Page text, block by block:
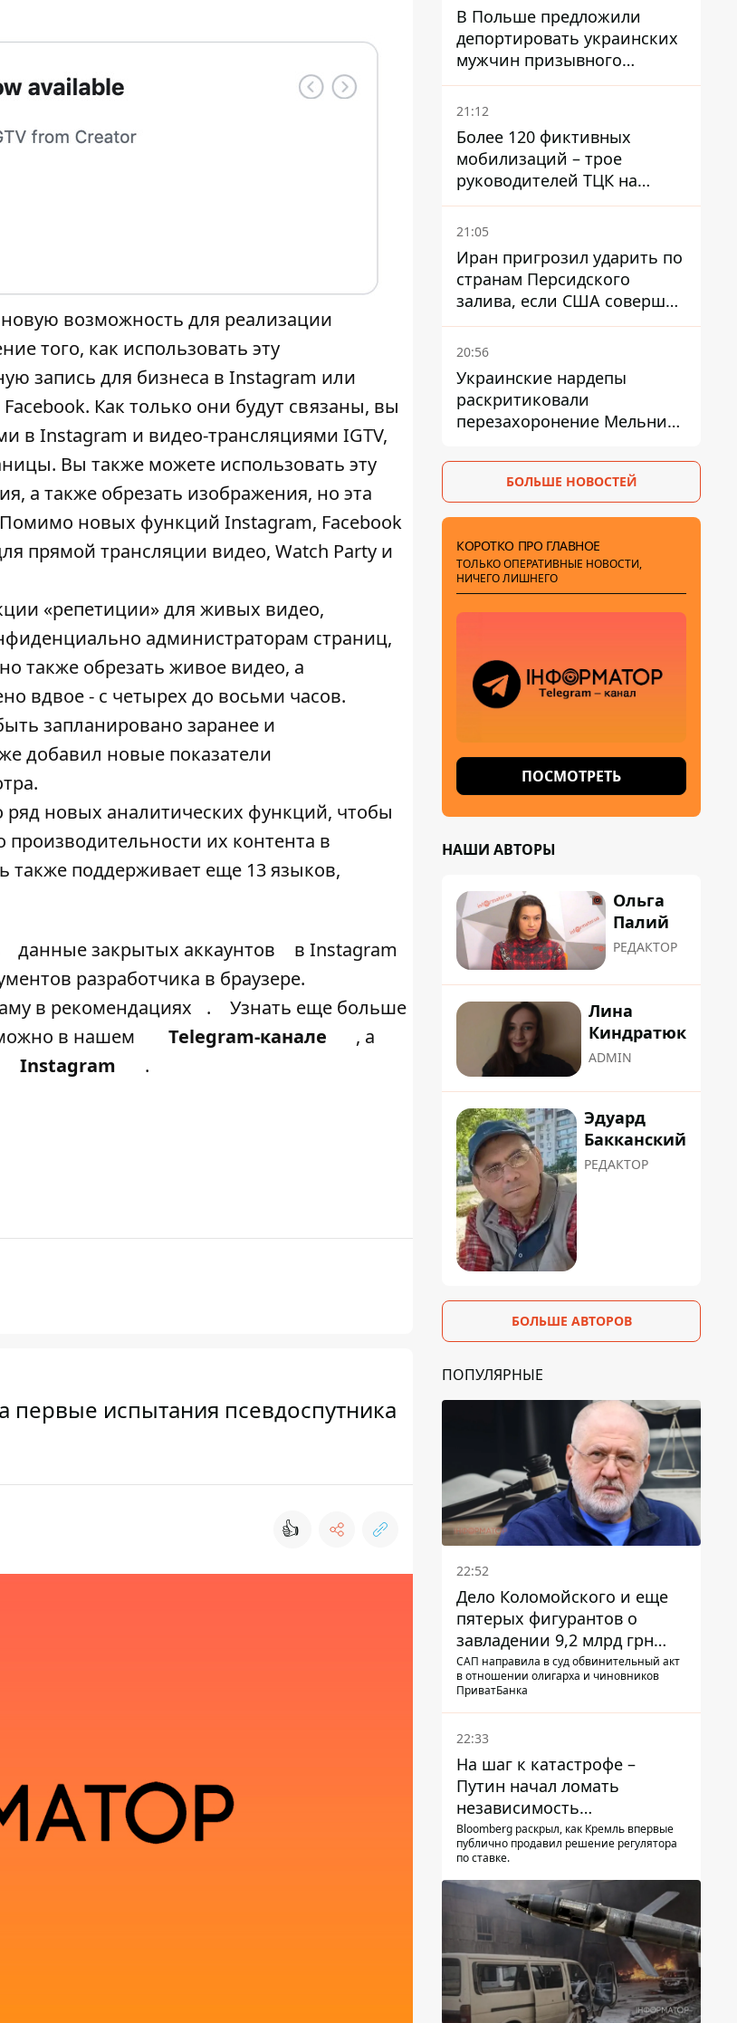
возможность для реализации
того, как использовать эту
запись для бизнеса в Instagram или
Как только они будут связаны, вы
в Instagram и видео-трансляциями IGTV,
Вы также можете использовать эту
а также обрезать изображения, но эта
новых функций Instagram, Facebook
прямой трансляции видео, Watch Party и
«репетиции» для живых видео,
администраторам страниц,
также обрезать живое видео, а
вдвое - с четырех до восьми часов.
запланировано заранее и
добавил новые показатели
ряд новых аналитических функций, чтобы
их контента в
также поддерживает еще 13 языков,
данные закрытых аккаунтов
в Instagram
разработчика в браузере.
в рекомендациях .
Узнать еще больше
в нашем
Telegram-канале
, а
Instagram .
первые испытания псевдоспутника
👍
В Польше предложили
депортировать украинских
мужчин призывного
возраста - кого это может
затронуть
21:12
Более 120 фиктивных
мобилизаций – трое
руководителей ТЦК на
Волыни и Буковине
получили подозрения за
21:05
Иран пригрозил ударить по
странам Персидского
залива, если США совершат
хотя бы одну атаку - Reuters
20:56
Украинские нардепы
раскритиковали
перезахоронение Мельника
дипломатической изоляции
БОЛЬШЕ НОВОСТЕЙ
КОРОТКО ПРО ГЛАВНОЕ
ТОЛЬКО ОПЕРАТИВНЫЕ НОВОСТИ,
НИЧЕГО ЛИШНЕГО
ПОСМОТРЕТЬ
НАШИ АВТОРЫ
Ольга
Палий
РЕДАКТОР
Лина
Киндратюк
ADMIN
Эдуард
Бакканский
РЕДАКТОР
БОЛЬШЕ АВТОРОВ
ПОПУЛЯРНЫЕ
22:52
Дело Коломойского и еще
пятерых фигурантов о
завладении 9,2 млрд грн
ПриватБанка направили в
суд
САП направила в суд обвинительный акт
в отношении олигарха и чиновников
ПриватБанка
22:33
На шаг к катастрофе –
Путин начал ломать
независимость
собственного Центробанка,
заставив снизить базовую
Bloomberg раскрыл, как Кремль впервые
публично продавил решение регулятора
по ставке.